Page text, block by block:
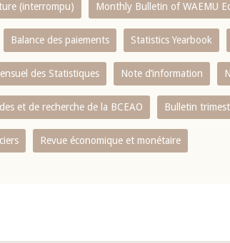
(interrompu) Monthly Bulletin of WAEMU
Balance des paiements Statistics Yearbook
des Statistiques Note d’information
et de recherche de la BCEAO Bulletin
Revue économique et monétaire